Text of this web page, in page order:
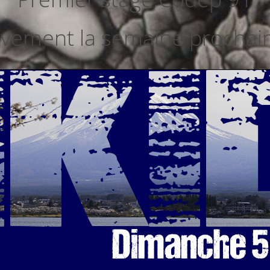
la semaine